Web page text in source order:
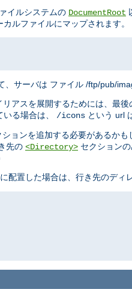
イルシステムの DocumentRoot
カルファイルにマップされます。
サーバは ファイル /ftp/pub/
アスを展開するためには、最
いる場合は、 /icons という url
ションを追加する必要があるか
先の <Directory> セクション
配置した場合は、行き先のディ